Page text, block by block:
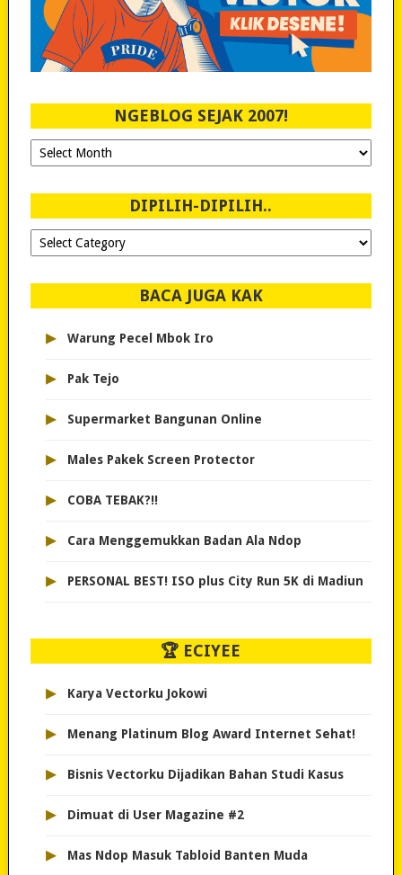
NGEBLOG SEJAK 2007!
Ngeblog
Sejak
DIPILIH-DIPILIH..
Dipilih-
dipilih..
BACA JUGA KAK
▸ Warung Pecel Mbok Iro
▸ Pak Tejo
▸ Supermarket Bangunan Online
▸ Males Pakek Screen Protector
▸ COBA TEBAK?!!
▸ Cara Menggemukkan Badan Ala Ndop
▸ PERSONAL BEST! ISO plus City Run 5K di Madiun
🏆 ECIYEE
▸ Karya Vectorku Jokowi
▸ Menang Platinum Blog Award Internet Sehat!
▸ Bisnis Vectorku Dijadikan Bahan Studi Kasus
▸ Dimuat di User Magazine #2
▸ Mas Ndop Masuk Tabloid Banten Muda